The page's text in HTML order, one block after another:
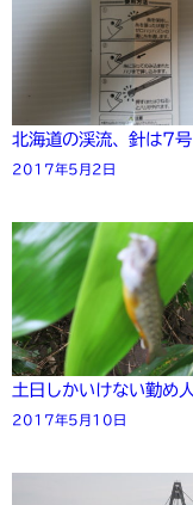
北海道の渓流、針は7号
2017年5月2日
土日しかいけない勤め人
2017年5月10日